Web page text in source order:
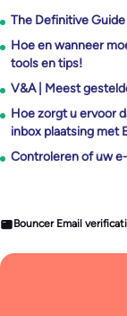
The Definitive
Hoe en wanneer
tools en tips!
V&A | Meest
Hoe zorgt u ervoor
inbox plaatsing met
Controleren of uw
Bouncer Email